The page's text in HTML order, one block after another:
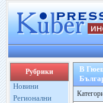
Рубрики
Новини
Регионални
В